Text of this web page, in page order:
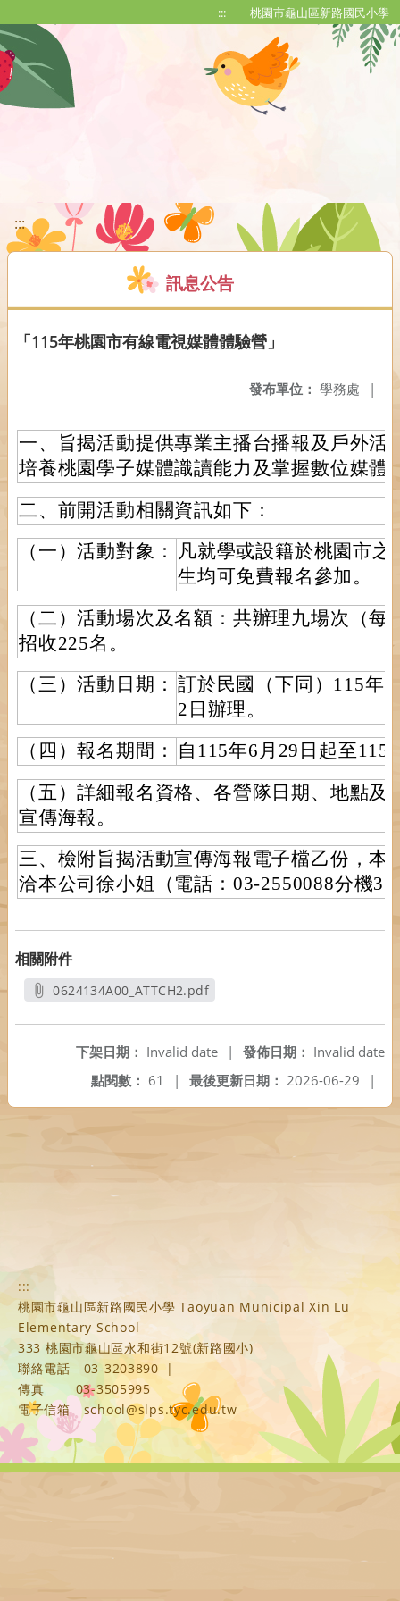
::: 桃園市龜山區新路國民小學
:::
訊息公告
「115年桃園市有線電視媒體體驗營」
發布單位： 學務處 |
一、旨揭活動提供專業主播台播報及戶外活
培養桃園學子媒體識讀能力及掌握數位媒體
二、前開活動相關資訊如下：
（一）活動對象：
凡就學或設籍於桃園市
生均可免費報名參加。
（二）活動場次及名額：共辦理九場次（
招收225名。
（三）活動日期： 訂於民國（下同）115年
2日辦理。
（四）報名期間：
自115年6月29日起至115
（五）詳細報名資格、各營隊日期、地點
宣傳海報。
三、檢附旨揭活動宣傳海報電子檔乙份，本
洽本公司徐小姐（電話：03-2550088分機
相關附件
0624134A00_ATTCH2.pdf
發佈日期： Invalid date
下架日期： Invalid date
|
最後更新日期： 2026-06-29 |
點閱數： 61 |
:::
桃園市龜山區新路國民小學 Taoyuan Municipal Xin Lu
Elementary School
333 桃園市龜山區永和街12號(新路國小)
聯絡電話
03-3203890
|
傳真
03-3505995
電子信箱
school@slps.tyc.edu.tw